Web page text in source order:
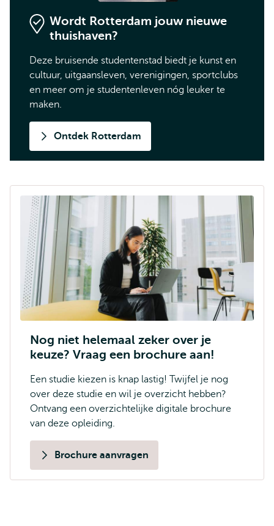
Wordt Rotterdam jouw nieuwe
thuishaven?
Deze bruisende studentenstad biedt je kunst en
cultuur, uitgaansleven, verenigingen, sportclubs
en meer om je studentenleven nóg leuker te
maken.
Ontdek Rotterdam
Nog niet helemaal zeker over je
keuze? Vraag een brochure aan!
Een studie kiezen is knap lastig! Twijfel je nog
over deze studie en wil je overzicht hebben?
Ontvang een overzichtelijke digitale brochure
van deze opleiding.
Brochure aanvragen